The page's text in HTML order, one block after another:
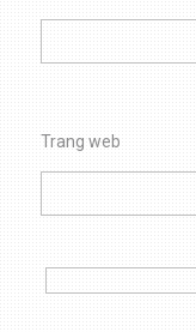
Trang web